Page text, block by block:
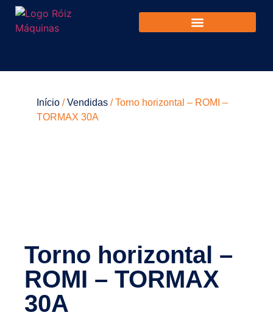
Início /Vendidas / Torno horizontal – ROMI –
TORMAX 30A
Torno horizontal –
ROMI – TORMAX
30A